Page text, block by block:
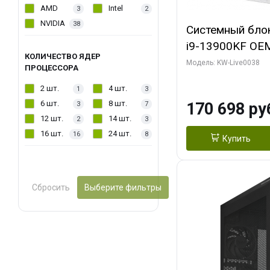
AMD 3 Intel 2
NVIDIA 38
КОЛИЧЕСТВО ЯДЕР
ПРОЦЕССОРА
2 шт. 1 4 шт. 3
6 шт. 3 8 шт. 7
12 шт. 2 14 шт. 3
16 шт. 16 24 шт. 8
Сбросить Выберите фильтры
Системный
i9-13900KF
7, C24 16EC/
2xDP 2/ 960 ГБ
Модель: KW-Live0038
170 698
Купить